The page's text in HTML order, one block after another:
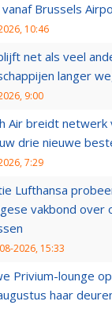
Brussels
10:46
net als veel
langer
9:00
Air breidt netwerk
drie nieuwe
7:29
Lufthansa
vakbond over
2026, 15:33
Privium-lounge
haar